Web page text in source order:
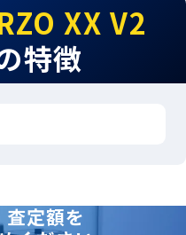
XX V2
特徴
定額を